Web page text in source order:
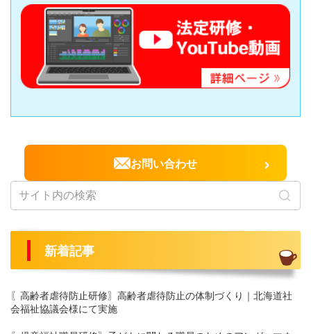
お問い合わせ ›
新着記事
〖高齢者虐待防止研修〗高齢者虐待防止の体制づくり｜北海道社
会福祉協議会様にて実施